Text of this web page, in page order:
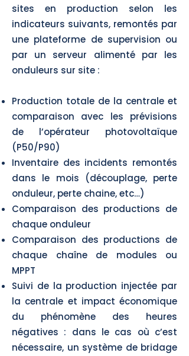
sites en production selon les
indicateurs suivants, remontés par
une plateforme de supervision ou
par un serveur alimenté par les
onduleurs sur site :
Production totale de la centrale et
comparaison avec les prévisions
de l’opérateur photovoltaïque
(P50/P90)
Inventaire des incidents remontés
dans le mois (découplage, perte
onduleur, perte chaine, etc…)
Comparaison des productions de
chaque onduleur
Comparaison des productions de
chaque chaîne de modules ou
MPPT
Suivi de la production injectée par
la centrale et impact économique
du phénomène des heures
négatives : dans le cas où c’est
nécessaire, un système de bridage